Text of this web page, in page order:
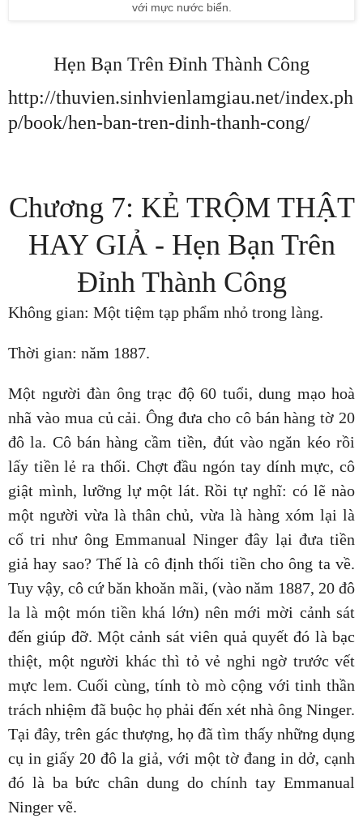
với mực nước biển.
Hẹn Bạn Trên Đỉnh Thành Công
http://thuvien.sinhvienlamgiau.net/index.ph
p/book/hen-ban-tren-dinh-thanh-cong/
Chương 7: KẺ TRỘM THẬT
HAY GIẢ - Hẹn Bạn Trên
Đỉnh Thành Công
Không gian: Một tiệm tạp phẩm nhỏ trong làng.
Thời gian: năm 1887.
Một người đàn ông trạc độ 60 tuổi, dung mạo hoà
nhã vào mua củ cải. Ông đưa cho cô bán hàng tờ 20
đô la. Cô bán hàng cầm tiền, đút vào ngăn kéo rồi
lấy tiền lẻ ra thối. Chợt đầu ngón tay dính mực, cô
giật mình, lưỡng lự một lát. Rồi tự nghĩ: có lẽ nào
một người vừa là thân chủ, vừa là hàng xóm lại là
cố tri như ông Emmanual Ninger đây lại đưa tiền
giả hay sao? Thế là cô định thối tiền cho ông ta về.
Tuy vậy, cô cứ băn khoăn mãi, (vào năm 1887, 20 đô
la là một món tiền khá lớn) nên mới mời cảnh sát
đến giúp đỡ. Một cảnh sát viên quả quyết đó là bạc
thiệt, một người khác thì tỏ vẻ nghi ngờ trước vết
mực lem. Cuối cùng, tính tò mò cộng với tinh thần
trách nhiệm đã buộc họ phải đến xét nhà ông Ninger.
Tại đây, trên gác thượng, họ đã tìm thấy những dụng
cụ in giấy 20 đô la giả, với một tờ đang in dở, cạnh
đó là ba bức chân dung do chính tay Emmanual
Ninger vẽ.